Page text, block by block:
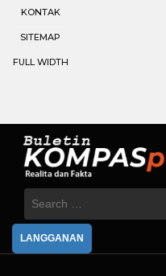
KONTAK
SITEMAP
FULL WIDTH
Search
LANGGANAN